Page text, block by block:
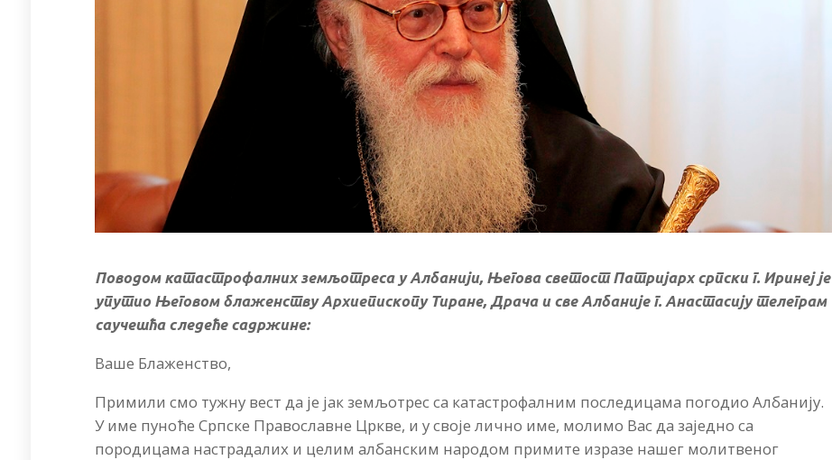
Поводом катастрофалних земљотреса у Албанији, Његова светост Патријарх српски г. Иринеј је
упутио Његовом блаженству Архиепископу Тиране, Драча и све Албаније г. Анастасију телеграм
саучешћа следеће садржине:
Ваше Блаженство,
Примили смо тужну вест да је јак земљотрес са катастрофалним последицама погодио Албанију.
У име пуноће Српске Православне Цркве, и у своје лично име, молимо Вас да заједно са
породицама настрадалих и целим албанским народом примите изразе нашег молитвеног